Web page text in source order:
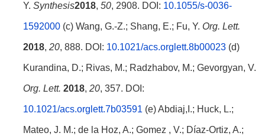
Y. Synthesis2018, 50, 2908. DOI: 10.1055/s-0036-
1592000 (c) Wang, G.-Z.; Shang, E.; Fu, Y. Org. Lett.
2018, 20, 888. DOI: 10.1021/acs.orglett.8b00023 (d)
Kurandina, D.; Rivas, M.; Radzhabov, M.; Gevorgyan, V.
Org. Lett. 2018, 20, 357. DOI:
10.1021/acs.orglett.7b03591 (e) Abdiaj,I.; Huck, L.;
Mateo, J. M.; de la Hoz, A.; Gomez , V.; Díaz‐Ortiz, A.;